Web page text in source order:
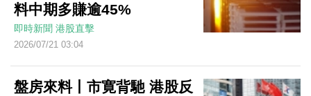
料中期多賺逾45%
即時新聞 港股直擊
2026/07/21 03:04
盤房來料丨市寛背馳 港股反